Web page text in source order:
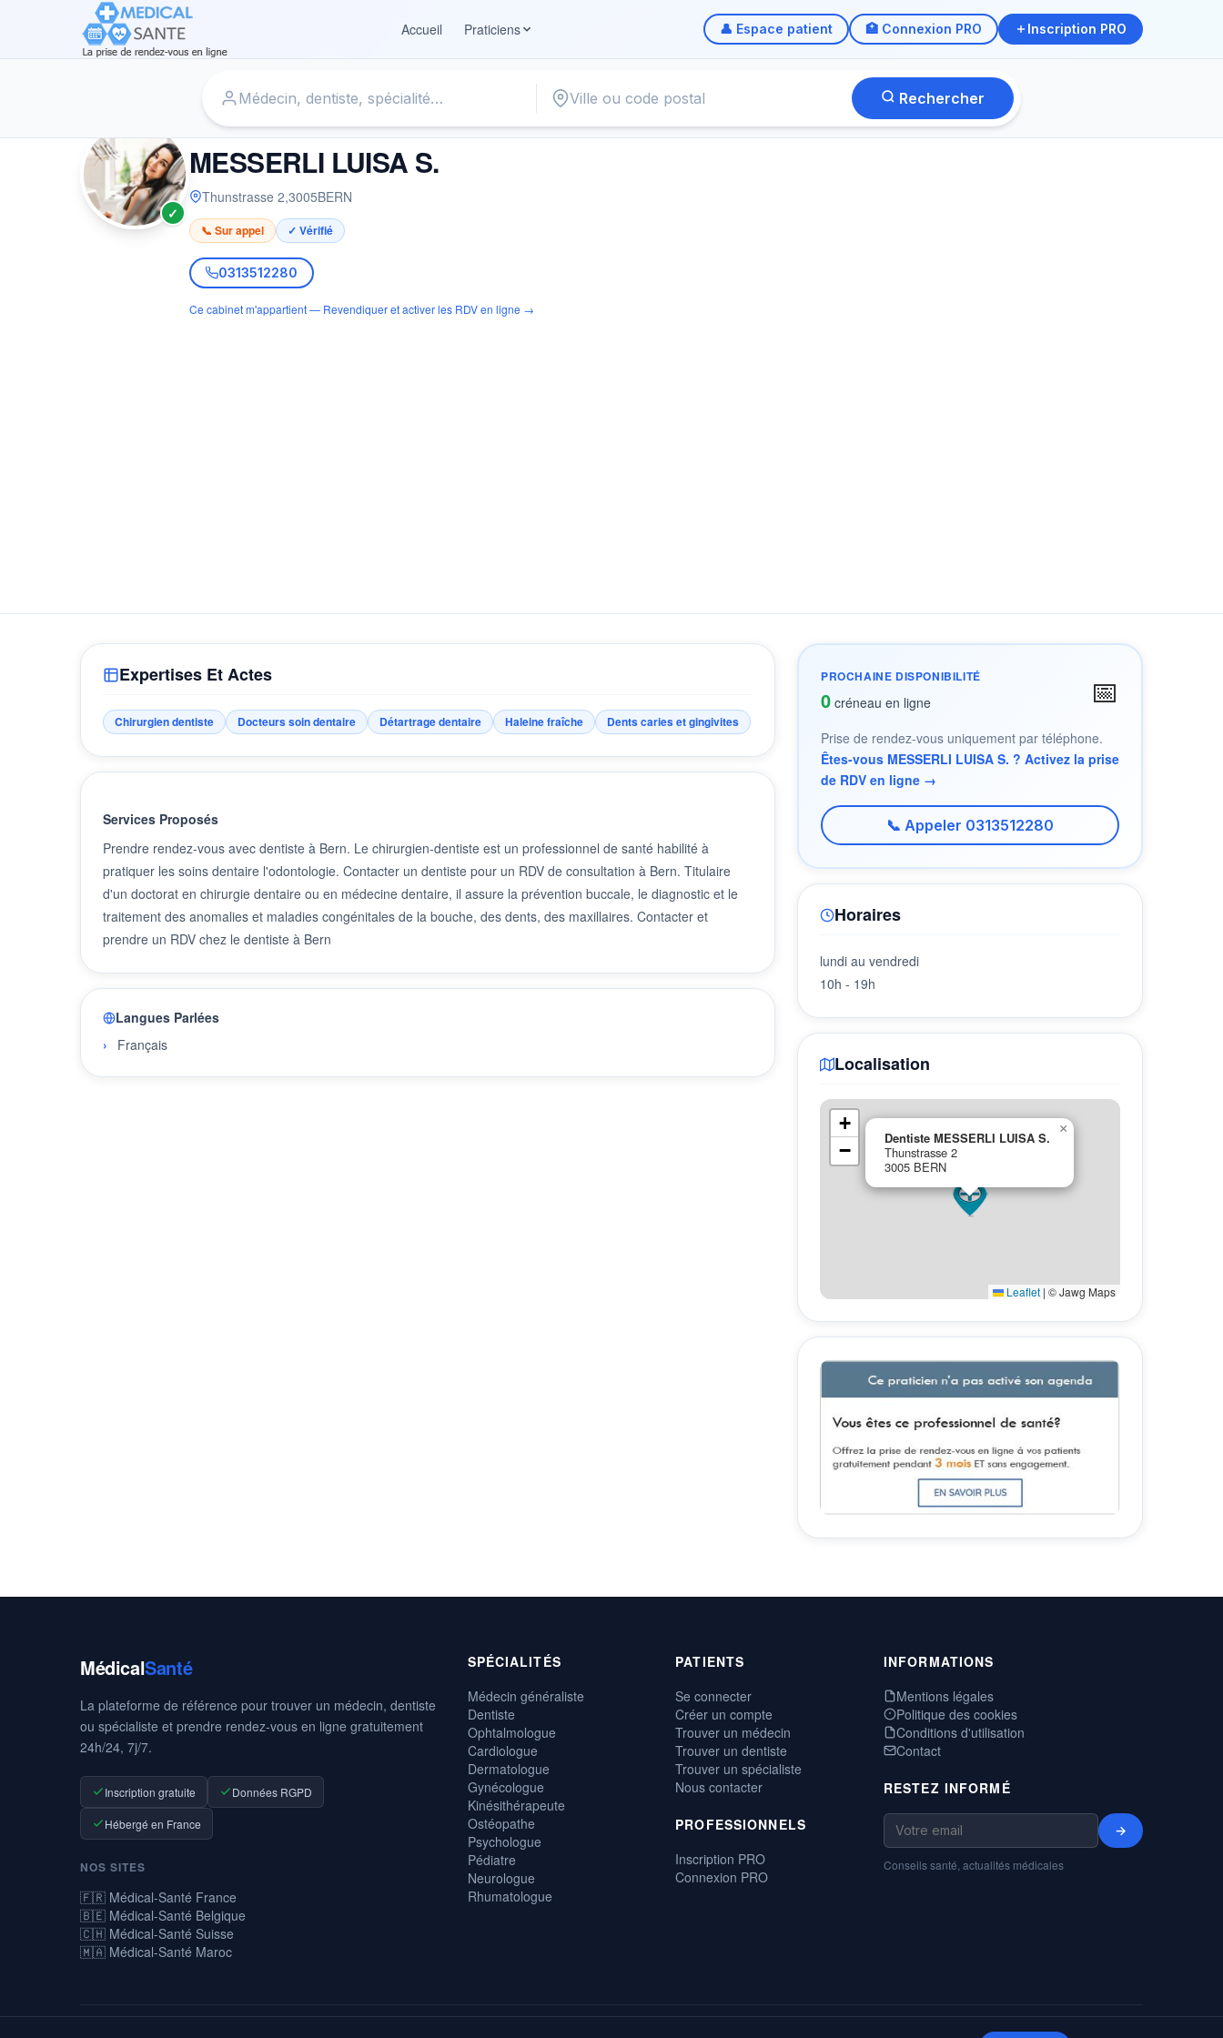
Accueil
Praticiens 👤 Espace patient 🏥 Connexion PRO Inscription PRO
Rechercher
✓
DENTISTE
MESSERLI LUISA S.
Thunstrasse 2,3005BERN
📞 Sur appel ✓ Vérifié
0313512280
Ce cabinet m'appartient — Revendiquer et activer les RDV en ligne →
Expertises Et Actes
Chirurgien dentiste Docteurs soin dentaire Détartrage dentaire Haleine fraîche Dents caries et gingivites
Services Proposés
Prendre rendez-vous avec dentiste à Bern. Le chirurgien-dentiste est un professionnel de santé habilité à
pratiquer les soins dentaire l'odontologie. Contacter un dentiste pour un RDV de consultation à Bern. Titulaire
d'un doctorat en chirurgie dentaire ou en médecine dentaire, il assure la prévention buccale, le diagnostic et le
traitement des anomalies et maladies congénitales de la bouche, des dents, des maxillaires. Contacter et
prendre un RDV chez le dentiste à Bern
Langues Parlées
Français
PROCHAINE DISPONIBILITÉ
0 créneau en ligne 📅
Prise de rendez-vous uniquement par téléphone.
Êtes-vous MESSERLI LUISA S. ? Activez la prise
de RDV en ligne →
📞 Appeler 0313512280
Horaires
lundi au vendredi
10h - 19h
Localisation
Dentiste MESSERLI LUISA S.
Thunstrasse 2
3005 BERN
×
+
−
Leaflet | © Jawg Maps
MédicalSanté
La plateforme de référence pour trouver un médecin, dentiste
ou spécialiste et prendre rendez-vous en ligne gratuitement
24h/24, 7j/7.
Inscription gratuite Données RGPD
Hébergé en France
NOS SITES
🇫🇷 Médical-Santé France
🇧🇪 Médical-Santé Belgique
🇨🇭 Médical-Santé Suisse
🇲🇦 Médical-Santé Maroc
SPÉCIALITÉS
Médecin généraliste
Dentiste
Ophtalmologue
Cardiologue
Dermatologue
Gynécologue
Kinésithérapeute
Ostéopathe
Psychologue
Pédiatre
Neurologue
Rhumatologue
PATIENTS
Se connecter
Créer un compte
Trouver un médecin
Trouver un dentiste
Trouver un spécialiste
Nous contacter
PROFESSIONNELS
Inscription PRO
Connexion PRO
INFORMATIONS
Mentions légales
Politique des cookies
Conditions d'utilisation
Contact
RESTEZ INFORMÉ
→
Conseils santé, actualités médicales